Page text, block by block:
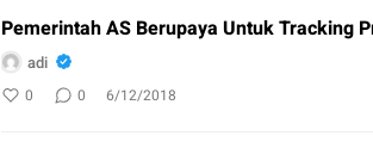
Pemerintah AS Berupaya Untuk Tracking
adi
0 0 6/12/2018